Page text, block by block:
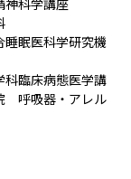
神科学講座
睡眠医科学研究機
科臨床病態医学講
呼吸器・アレル